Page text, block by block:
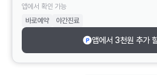
앱에서 확인 가능
바로예약
야간진료
앱에서 3천원 추가